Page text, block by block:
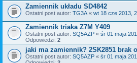
Zamiennik układu SD4842
Ostatni post autor: TG3A « wt 18 cze 2013,
Zamiennik triaka Z7M Y409
Ostatni post autor: SQ5AZP « śr 01 maja
Odpowiedzi: 2
jaki ma zamiennik? 2SK2851 brak
Ostatni post autor: SQ5AZP « śr 01 maja